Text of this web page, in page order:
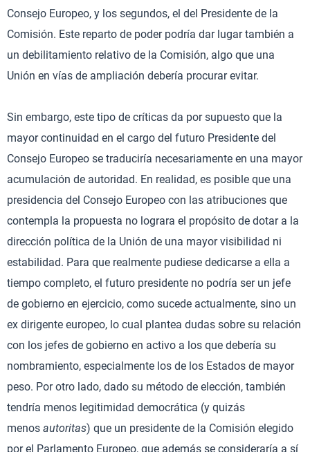
Consejo Europeo, y los segundos, el del Presidente de la
Comisión. Este reparto de poder podría dar lugar también a
un debilitamiento relativo de la Comisión, algo que una
Unión en vías de ampliación debería procurar evitar.
Sin embargo, este tipo de críticas da por supuesto que la
mayor continuidad en el cargo del futuro Presidente del
Consejo Europeo se traduciría necesariamente en una mayor
acumulación de autoridad. En realidad, es posible que una
presidencia del Consejo Europeo con las atribuciones que
contempla la propuesta no lograra el propósito de dotar a la
dirección política de la Unión de una mayor visibilidad ni
estabilidad. Para que realmente pudiese dedicarse a ella a
tiempo completo, el futuro presidente no podría ser un jefe
de gobierno en ejercicio, como sucede actualmente, sino un
ex dirigente europeo, lo cual plantea dudas sobre su relación
con los jefes de gobierno en activo a los que debería su
nombramiento, especialmente los de los Estados de mayor
peso. Por otro lado, dado su método de elección, también
tendría menos legitimidad democrática (y quizás
menos autoritas) que un presidente de la Comisión elegido
por el Parlamento Europeo, que además se consideraría a sí